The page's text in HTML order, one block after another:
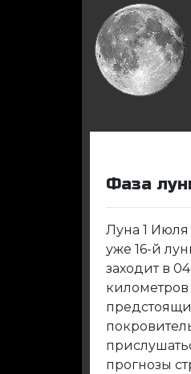
Фаза
Луна 1
уже 16-й
заходит в
километров
прогнозы